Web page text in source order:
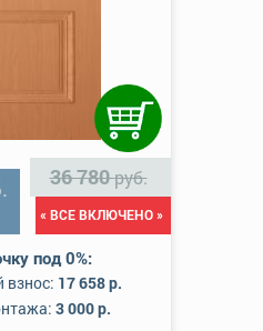
36 780руб.
« ВСЕ ВКЛЮЧЕНО »
под 0%:
взнос: 17 658 р.
3 000 р.